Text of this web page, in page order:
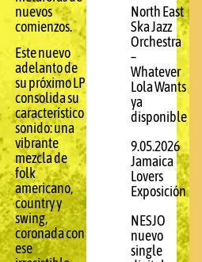
nuevos
comienzos.
Este nuevo
adelanto de
su próximo LP
consolida su
característico
sonido: una
vibrante
mezcla de
folk
americano,
country y
swing,
coronada con
ese
North East
Ska Jazz
Orchestra
–
Whatever
Lola Wants
ya
disponible
9.05.2026
Jamaica
Lovers
Exposición
NESJO
nuevo
single